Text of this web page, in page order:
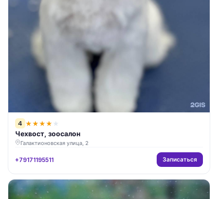
4 ★★★★ ★
Чехвост, зоосалон
Галактионовская улица, 2
+79171195511 Записаться